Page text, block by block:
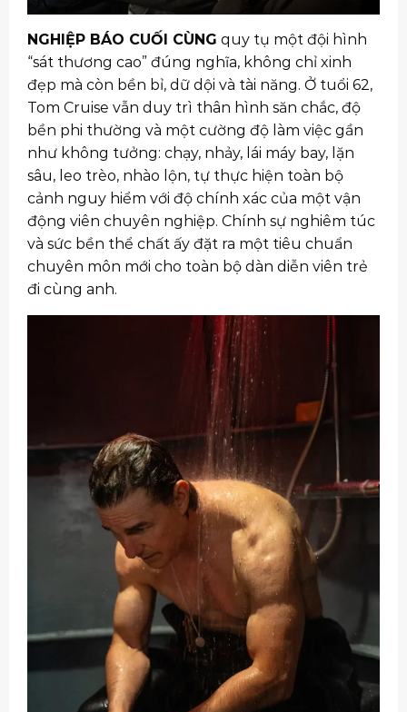
NGHIỆP BÁO CUỐI CÙNG quy tụ một đội hình
“sát thương cao” đúng nghĩa, không chỉ xinh
đẹp mà còn bền bỉ, dữ dội và tài năng. Ở tuổi 62,
Tom Cruise vẫn duy trì thân hình săn chắc, độ
bền phi thường và một cường độ làm việc gần
như không tưởng: chạy, nhảy, lái máy bay, lặn
sâu, leo trèo, nhào lộn, tự thực hiện toàn bộ
cảnh nguy hiểm với độ chính xác của một vận
động viên chuyên nghiệp. Chính sự nghiêm túc
và sức bền thể chất ấy đặt ra một tiêu chuẩn
chuyên môn mới cho toàn bộ dàn diễn viên trẻ
đi cùng anh.